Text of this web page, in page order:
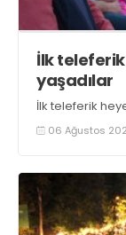
İlk teleferik
yaşadılar
İlk teleferik
06 Ağustos